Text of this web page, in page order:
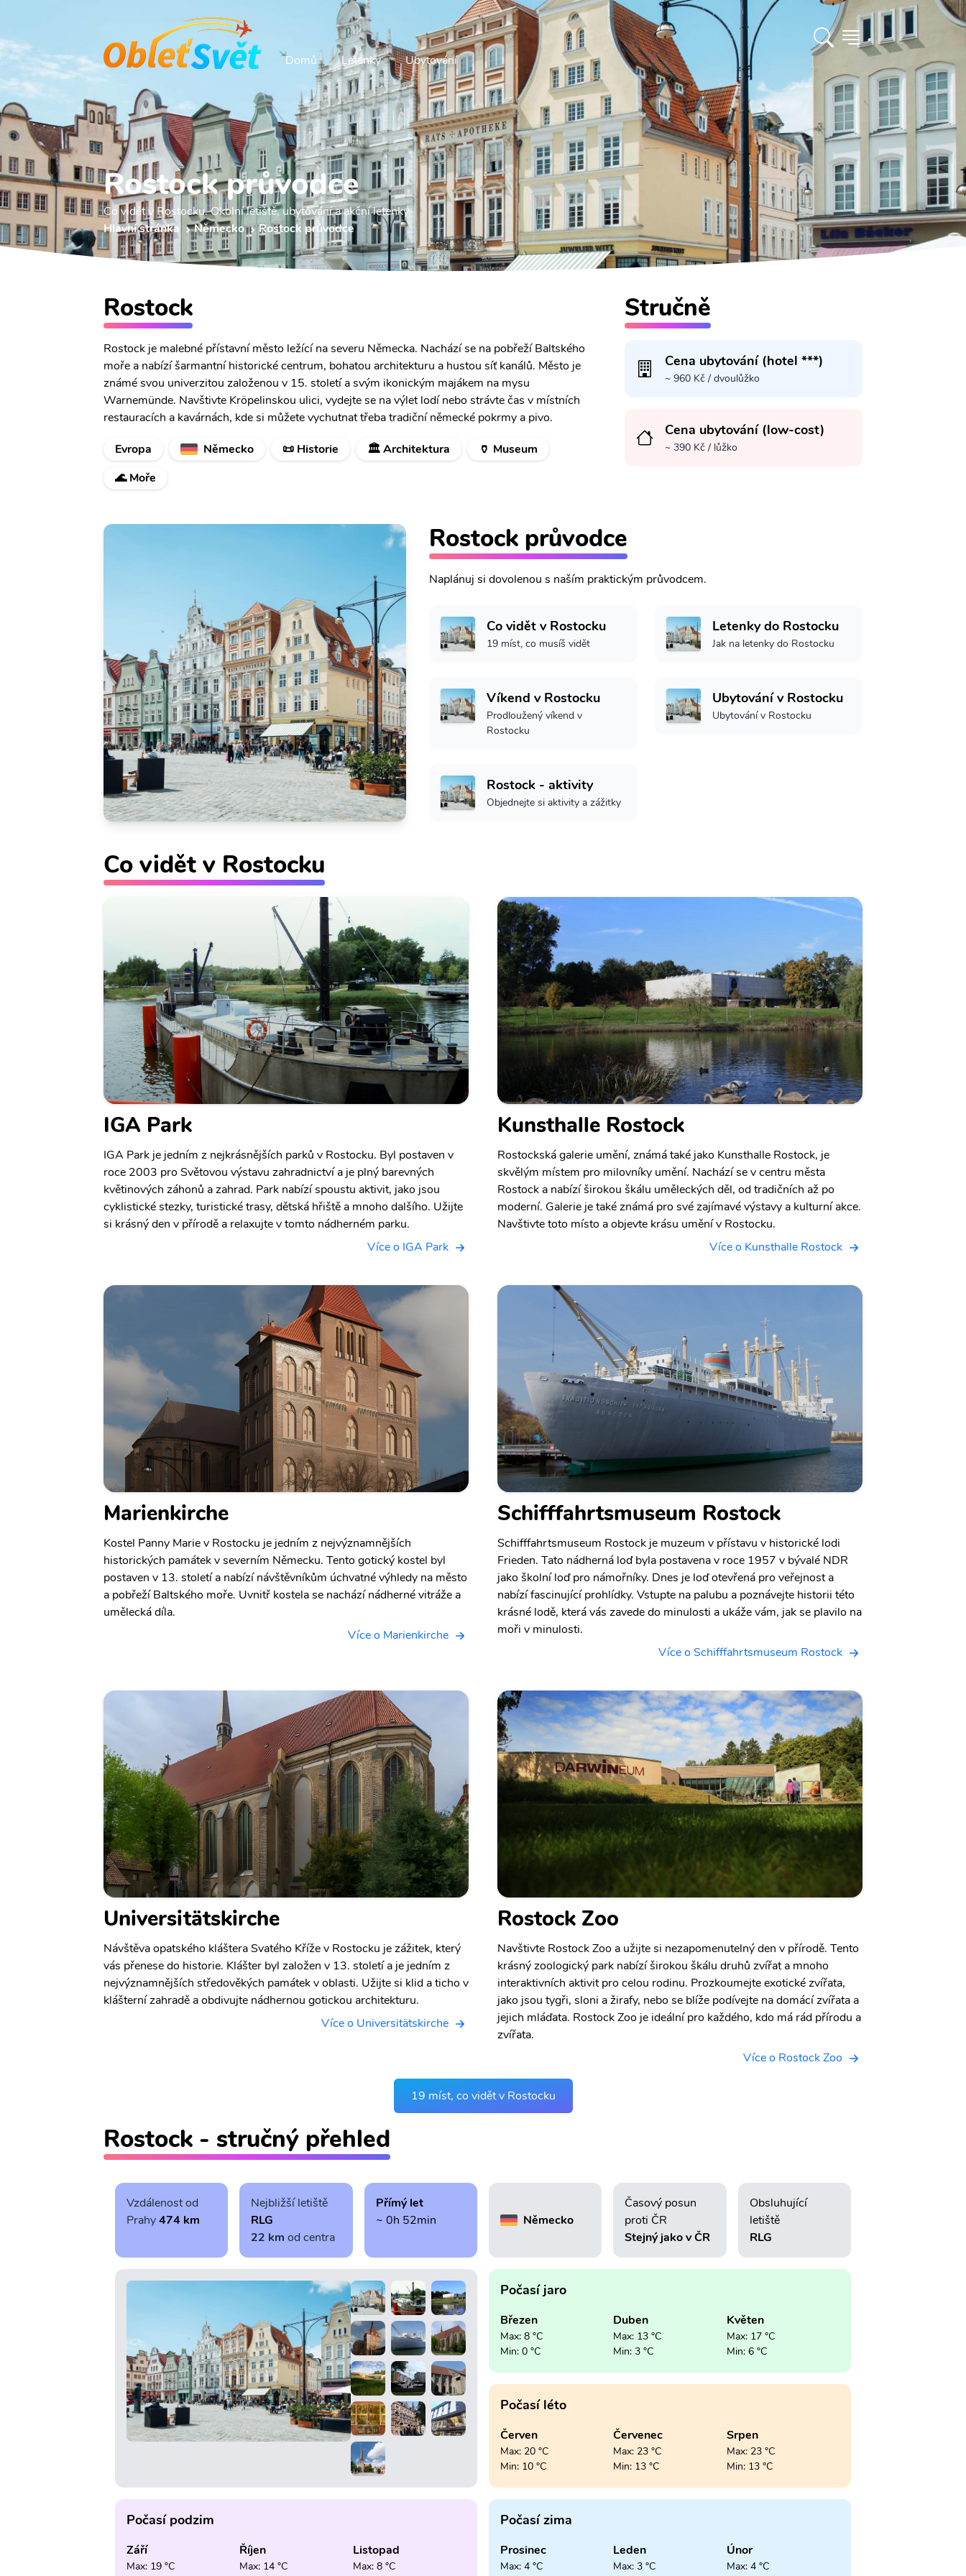
Domů Letenky Ubytování
Rostock průvodce
Co vidět v Rostocku. Okolní letiště, ubytování a akční letenky.
Hlavní stránka
Německo Rostock průvodce
Rostock
Rostock je malebné přístavní město ležící na severu Německa. Nachází se na pobřeží Baltského
moře a nabízí šarmantní historické centrum, bohatou architekturu a hustou síť kanálů. Město je
známé svou univerzitou založenou v 15. století a svým ikonickým majákem na mysu
Warnemünde. Navštivte Kröpelinskou ulici, vydejte se na výlet lodí nebo strávte čas v místních
restauracích a kavárnách, kde si můžete vychutnat třeba tradiční německé pokrmy a pivo.
Evropa
Německo 📜 Historie 🏛️ Architektura
🏺 Museum
🌊 Moře
Stručně
Cena ubytování (hotel ***)
~ 960 Kč / dvoulůžko
Cena ubytování (low-cost)
~ 390 Kč / lůžko
Rostock průvodce
Naplánuj si dovolenou s naším praktickým průvodcem.
Co vidět v Rostocku
19 míst, co musíš vidět
Letenky do Rostocku
Jak na letenky do Rostocku
Víkend v Rostocku
Prodloužený víkend v
Rostocku
Ubytování v Rostocku
Ubytování v Rostocku
Rostock - aktivity
Objednejte si aktivity a zážitky
Co vidět v Rostocku
IGA Park
IGA Park je jedním z nejkrásnějších parků v Rostocku. Byl postaven v
roce 2003 pro Světovou výstavu zahradnictví a je plný barevných
květinových záhonů a zahrad. Park nabízí spoustu aktivit, jako jsou
cyklistické stezky, turistické trasy, dětská hřiště a mnoho dalšího. Užijte
si krásný den v přírodě a relaxujte v tomto nádherném parku.
Více o IGA Park
Kunsthalle Rostock
Rostockská galerie umění, známá také jako Kunsthalle Rostock, je
skvělým místem pro milovníky umění. Nachází se v centru města
Rostock a nabízí širokou škálu uměleckých děl, od tradičních až po
moderní. Galerie je také známá pro své zajímavé výstavy a kulturní akce.
Navštivte toto místo a objevte krásu umění v Rostocku.
Více o Kunsthalle Rostock
Marienkirche
Kostel Panny Marie v Rostocku je jedním z nejvýznamnějších
historických památek v severním Německu. Tento gotický kostel byl
postaven v 13. století a nabízí návštěvníkům úchvatné výhledy na město
a pobřeží Baltského moře. Uvnitř kostela se nachází nádherné vitráže a
umělecká díla.
Více o Marienkirche
Schifffahrtsmuseum Rostock
Schifffahrtsmuseum Rostock je muzeum v přístavu v historické lodi
Frieden. Tato nádherná loď byla postavena v roce 1957 v bývalé NDR
jako školní loď pro námořníky. Dnes je loď otevřená pro veřejnost a
nabízí fascinující prohlídky. Vstupte na palubu a poznávejte historii této
krásné lodě, která vás zavede do minulosti a ukáže vám, jak se plavilo na
moři v minulosti.
Více o Schifffahrtsmuseum Rostock
Universitätskirche
Návštěva opatského kláštera Svatého Kříže v Rostocku je zážitek, který
vás přenese do historie. Klášter byl založen v 13. století a je jedním z
nejvýznamnějších středověkých památek v oblasti. Užijte si klid a ticho v
klášterní zahradě a obdivujte nádhernou gotickou architekturu.
Více o Universitätskirche
Rostock Zoo
Navštivte Rostock Zoo a užijte si nezapomenutelný den v přírodě. Tento
krásný zoologický park nabízí širokou škálu druhů zvířat a mnoho
interaktivních aktivit pro celou rodinu. Prozkoumejte exotické zvířata,
jako jsou tygři, sloni a žirafy, nebo se blíže podívejte na domácí zvířata a
jejich mláďata. Rostock Zoo je ideální pro každého, kdo má rád přírodu a
zvířata.
Více o Rostock Zoo
19 míst, co vidět v Rostocku
Rostock - stručný přehled
Vzdálenost od
Prahy474 km
Nejbližší letiště
RLG
22 km od centra
Přímý let
~ 0h 52min
Německo
Časový posun
proti ČR
Stejný jako v ČR
Obsluhující
letiště
RLG
Počasí jaro
Březen
Max: 8 °C
Min: 0 °C
Duben
Max: 13 °C
Min: 3 °C
Květen
Max: 17 °C
Min: 6 °C
Počasí léto
Červen
Max: 20 °C
Min: 10 °C
Červenec
Max: 23 °C
Min: 13 °C
Srpen
Max: 23 °C
Min: 13 °C
Počasí podzim
Září
Max: 19 °C
Říjen
Max: 14 °C
Listopad
Max: 8 °C
Počasí zima
Prosinec
Max: 4 °C
Leden
Max: 3 °C
Únor
Max: 4 °C